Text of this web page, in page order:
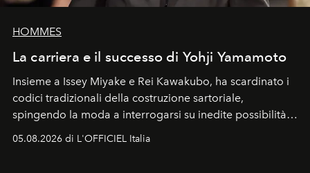
HOMMES
La carriera e il successo di Yohji Yamamoto
Insieme a Issey Miyake e Rei Kawakubo, ha scardinato i
codici tradizionali della costruzione sartoriale,
spingendo la moda a interrogarsi su inedite possibilità
05.08.2026 di L'OFFICIEL Italia